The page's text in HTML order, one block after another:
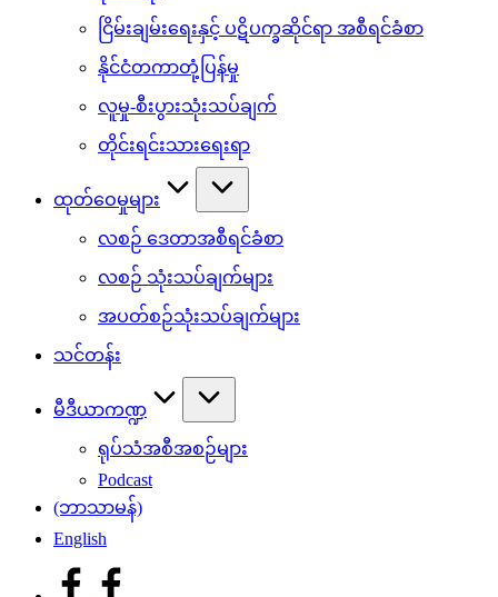
ငြိမ်းချမ်းရေးနှင့် ပဋိပက္ခဆိုင်ရာ အစီရင်ခံစာ
နိုင်ငံတကာတုံ့ပြန်မှု
လူမှု-စီးပွားသုံးသပ်ချက်
တိုင်းရင်းသားရေးရာ
ထုတ်ဝေမှုများ
လစဉ် ဒေတာအစီရင်ခံစာ
လစဉ် သုံးသပ်ချက်များ
အပတ်စဉ်သုံးသပ်ချက်များ
သင်တန်း
မီဒီယာကဏ္ဍ
ရုပ်သံအစီအစဉ်များ
Podcast
(ဘာသာမန်)
English
facebook.com